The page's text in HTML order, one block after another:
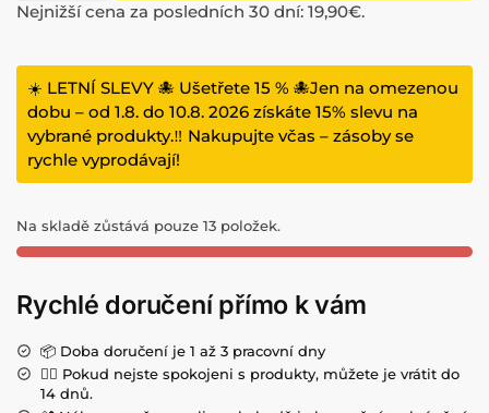
Nejnižší cena za posledních 30 dní: 19,90€.
☀️ LETNÍ SLEVY 🐙 Ušetřete 15 % 🐙Jen na omezenou
dobu – od 1.8. do 10.8. 2026 získáte 15% slevu na
vybrané produkty.‼️ Nakupujte včas – zásoby se
rychle vyprodávají!
Na skladě zůstává pouze 13 položek.
Rychlé doručení přímo k vám
📦 Doba doručení je 1 až 3 pracovní dny
💁‍♀️ Pokud nejste spokojeni s produkty, můžete je vrátit do
14 dnů.